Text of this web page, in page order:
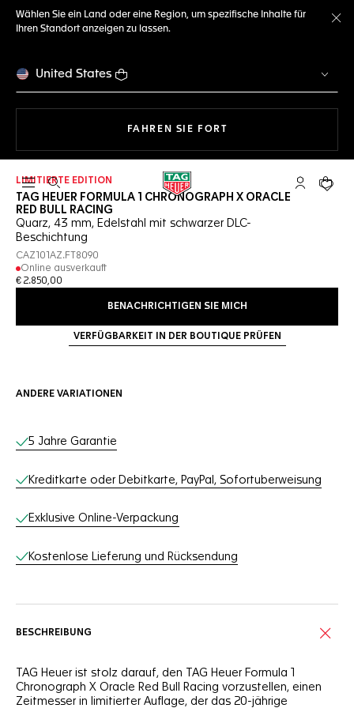
Wählen Sie ein Land oder eine Region, um spezifische Inhalte für
Ihren Standort anzeigen zu lassen.
United States
FAHREN SIE FORTMIT DER NAVIGATION
Suche öffnen My TAG
Ihr
LIMITIERTE EDITION
TAG HEUER FORMULA 1 CHRONOGRAPH X ORACLE
RED BULL RACING
Quarz, 43 mm, Edelstahl mit schwarzer DLC-
Beschichtung
CAZ101AZ.FT8090
Online ausverkauft
€ 2.850,00
BENACHRICHTIGEN SIE MICH
VERFÜGBARKEIT IN DER BOUTIQUE PRÜFEN
ANDERE VARIATIONEN
Online-Services
5 Jahre Garantie
Kreditkarte oder Debitkarte, PayPal, Sofortuberweisung
Exklusive Online-Verpackung
Kostenlose Lieferung und Rücksendung
BESCHREIBUNG
TAG Heuer ist stolz darauf, den TAG Heuer Formula 1
Chronograph X Oracle Red Bull Racing vorzustellen, einen
Zeitmesser in limitierter Auflage, der das 20-jährige